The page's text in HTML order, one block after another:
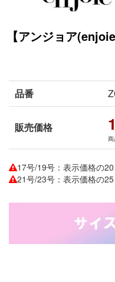
【アンジョア
品番
販売価格
17号/19号：表示価格の
21号/23号：表示価格の